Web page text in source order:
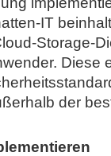
IT
Storage-
Diese
der